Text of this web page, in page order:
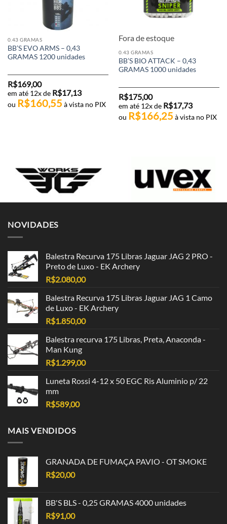
0.43 GRAMAS
BB’S EVO ARMS – 0,43
GRAMAS 1200 unidades
R$169,00
em até 12x de R$17,13
ou R$160,55 à vista no PIX
Fora de estoque
0.43 GRAMAS
BB’S BIO ATTACK – 0,43
GRAMAS 1000 unidades
R$175,00
em até 12x de R$17,73
ou R$166,25 à vista no PIX
NOVIDADES
Balestra Recurva 175 Libras Jaguar JAG 2 PRO -
Preto de Luxo - EK Archery
R$2.080,00
Balestra Recurva 175 Libras Jaguar JAG 1 Camo
de Luxo - EK Archery
R$1.850,00
Balestra recurva 175 Libras, Preta, Anaconda -
Man Kung
R$1.299,00
Luneta Rossi 4-12 x 50 EGC Ris Aluminio p/ 22
mm
R$589,00
MAIS VENDIDOS
GRANADA DE FUMAÇA PAVIO - OT SMOKE
R$20,00
BB'S BLS - 0,25 GRAMAS 4000 unidades
R$91,00